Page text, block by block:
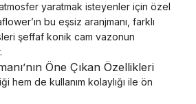
yaratmak isteyenler için özel
bu eşsiz aranjmanı, farklı
şeffaf konik cam vazonun
Öne Çıkan Özellikleri
hem de kullanım kolaylığı ile ön